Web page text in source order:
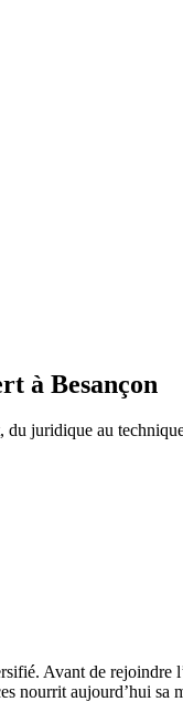
à Besançon
juridique au
Avant de
nourrit aujourd’hui